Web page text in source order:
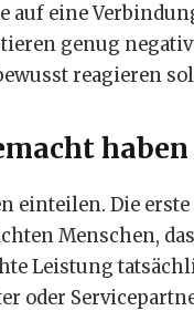
auf eine
genug
reagieren
haben
einteilen. Die erste
Menschen,
Leistung
oder